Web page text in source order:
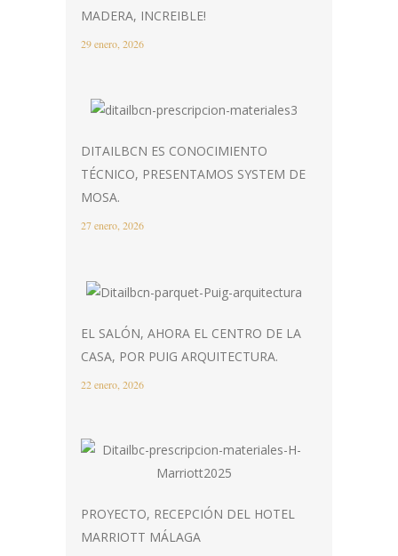
MADERA, INCREIBLE!
29 enero, 2026
DITAILBCN ES CONOCIMIENTO
TÉCNICO, PRESENTAMOS SYSTEM DE
MOSA.
27 enero, 2026
EL SALÓN, AHORA EL CENTRO DE LA
CASA, POR PUIG ARQUITECTURA.
22 enero, 2026
PROYECTO, RECEPCIÓN DEL HOTEL
MARRIOTT MÁLAGA